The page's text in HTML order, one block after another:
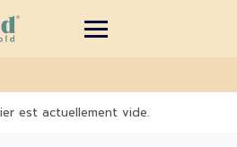
est actuellement vide.